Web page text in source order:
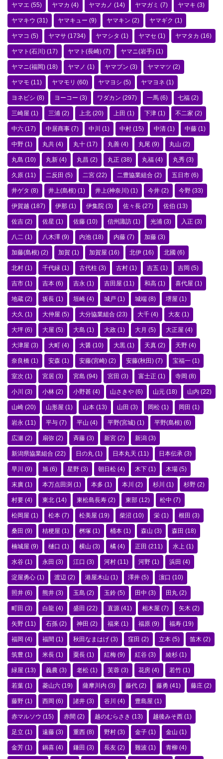
ヤマエ (55) ヤマカ (4) ヤマカノ (14) ヤマガミ (7) ヤマキ (3)
ヤマキウ (31) ヤマキュー (9) ヤマキン (2) ヤマギク (1)
ヤマコ (5) ヤマサ (1734) ヤマシタ (1) ヤマセ (1) ヤマタカ (16)
ヤマト(石川) (17) ヤマト(長崎) (7) ヤマニ(岩手) (1)
ヤマニ(福岡) (18) ヤマノ (1) ヤマブン (3) ヤママツ (2)
ヤマモ (11) ヤマモリ (60) ヤマヨシ (5) ヤマヨネ (1)
ヨネビシ (8) ヨーコー (3) ワダカン (297) 一馬 (6) 七福 (2)
三崎屋 (1) 三浦 (2) 上北 (20) 上田 (1) 下津 (1) 不二家 (2)
中六 (17) 中居商事 (7) 中川 (1) 中村 (15) 中清 (1) 中藤 (1)
中野 (1) 丸共 (4) 丸十 (17) 丸善 (4) 丸尾 (9) 丸山 (2)
丸島 (10) 丸新 (4) 丸昌 (2) 丸正 (38) 丸福 (4) 丸秀 (3)
久原 (11) 二反田 (5) 二宮 (22) 二豊協業組合 (2) 五日市 (6)
井ゲタ (8) 井上(島根) (1) 井上(神奈川) (1) 今井 (2) 今野 (33)
伊賀越 (187) 伊那 (1) 伊集院 (3) 佐々長 (27) 佐伯 (13)
佐吉 (2) 佐星 (1) 佐藤 (10) 信州諏訪 (1) 光浦 (3) 入正 (3)
八二 (1) 八木澤 (9) 内池 (18) 内藤 (7) 加藤 (3)
加藤(島根) (2) 加賀 (1) 加賀屋 (16) 北伊 (16) 北國 (6)
北村 (1) 千代緑 (1) 古代柱 (3) 古村 (1) 吉五 (1) 吉岡 (5)
吉市 (1) 吉本 (6) 吉永 (1) 吉田屋 (11) 和高 (1) 喜代屋 (1)
地蔵 (2) 坂長 (1) 垣崎 (4) 城戸 (1) 城端 (8) 堺屋 (1)
大久 (1) 大仲屋 (5) 大分協業組合 (23) 大千 (4) 大友 (1)
大坪 (6) 大屋 (5) 大島 (1) 大政 (1) 大月 (5) 大正屋 (4)
大津屋 (3) 大町 (4) 大醤 (10) 大黒 (1) 天真 (2) 天野 (4)
奈良橋 (1) 安森 (1) 安藤(宮崎) (2) 安藤(秋田) (7) 宝福一 (1)
室次 (1) 宮居 (3) 宮島 (94) 宮田 (3) 富士正 (1) 寺岡 (8)
小川 (3) 小林 (2) 小野甚 (4) 山さきや (6) 山元 (18) 山内 (22)
山崎 (20) 山形屋 (1) 山本 (13) 山田 (3) 岡松 (1) 岡田 (1)
岩永 (11) 平与 (7) 平山 (4) 平野(宮城) (1) 平野(島根) (6)
広瀬 (2) 扇弥 (2) 斉藤 (3) 新宮 (2) 新潟 (3)
新潟県協業組合 (22) 日の丸 (1) 日本丸天 (11) 日本伝承 (3)
早川 (9) 旭 (6) 星野 (3) 朝日松 (4) 木下 (1) 木場 (5)
末廣 (1) 本万点田渕 (1) 本多 (1) 本川 (2) 杉川 (1) 杉野 (2)
村要 (4) 東北 (14) 東松島長寿 (2) 東部 (12) 松中 (7)
松岡屋 (1) 松本 (7) 松美屋 (19) 柴沼 (10) 栄 (1) 根田 (3)
桑田 (9) 桔梗屋 (1) 桝塚 (1) 桶本 (1) 森山 (3) 森田 (18)
楠城屋 (9) 樋口 (1) 横山 (3) 橘 (4) 正田 (211) 水上 (1)
水谷 (1) 永田 (3) 江口 (3) 河村 (11) 河野 (1) 浜田 (4)
淀屋勇心 (1) 渡辺 (2) 港屋木山 (1) 澤井 (5) 濵口 (10)
照井 (6) 熊井 (3) 玉島 (2) 玉鈴 (5) 田中 (3) 田丸 (2)
町田 (3) 白龍 (4) 盛田 (22) 直源 (41) 相木屋 (7) 矢木 (2)
矢野 (11) 石孫 (2) 神田 (2) 福來 (1) 福原 (9) 福寿 (19)
福岡 (4) 福間 (1) 秋田なまはげ (3) 窪田 (2) 立本 (5) 笛木 (2)
筑豊 (1) 米長 (1) 粟長 (1) 紅梅 (9) 紅谷 (3) 綾杉 (1)
緑屋 (13) 義農 (3) 老松 (1) 芙蓉 (3) 花房 (4) 若竹 (1)
若葉 (1) 菱山六 (19) 薩摩川内 (3) 藤代 (2) 藤勇 (41) 藤庄 (2)
藤野 (1) 西岡 (6) 諸井 (3) 谷川 (4) 豊島屋 (1)
赤マルソウ (15) 赤間 (2) 越のむらさき (13) 越後みそ西 (1)
足立 (1) 遠藤 (3) 重西 (8) 野村 (3) 金子 (1) 金山 (1)
金芳 (1) 鍋喜 (4) 鎌田 (3) 長友 (2) 難波 (1) 青柳 (4)